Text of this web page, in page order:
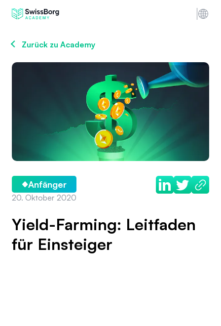
Zurück zu Academy
Anfänger
20. Oktober 2020
Yield-Farming: Leitfaden
für Einsteiger